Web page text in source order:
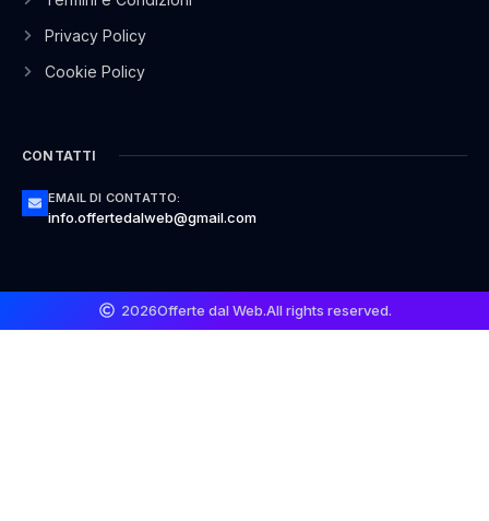
Privacy Policy
Cookie Policy
CONTATTI
EMAIL DI CONTATTO:
info.offertedalweb@gmail.com
2026Offerte dal Web.All rights reserved.